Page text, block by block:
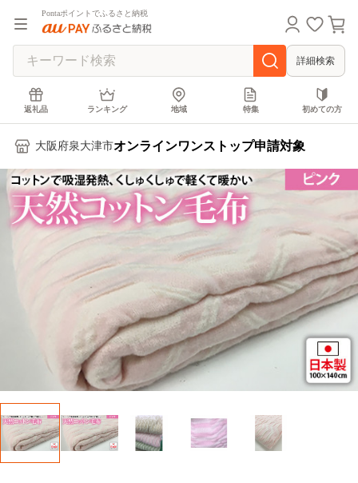
Pontaポイントでふるさと納税
詳細検索
返礼品 ランキング 地域 特集 初めての方
大阪府泉大津市オンラインワンストップ申請対象